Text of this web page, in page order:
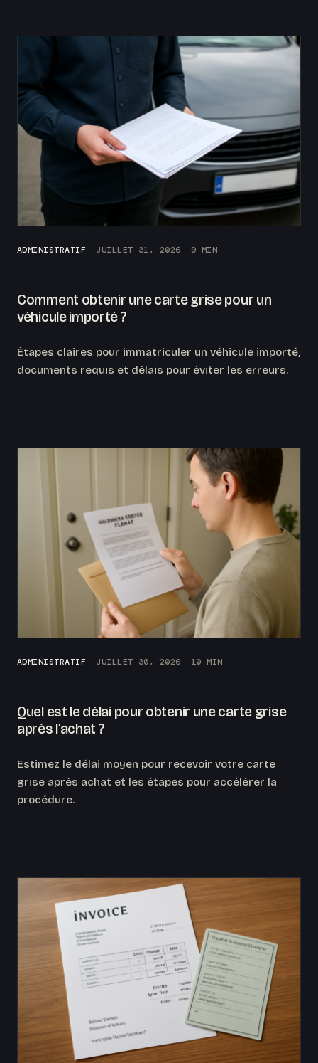
ADMINISTRATIF JUILLET 31, 2026 9 MIN
Comment obtenir une carte grise pour un
véhicule importé ?
Étapes claires pour immatriculer un véhicule importé,
documents requis et délais pour éviter les erreurs.
ADMINISTRATIF JUILLET 30, 2026 10 MIN
Quel est le délai pour obtenir une carte grise
après l’achat ?
Estimez le délai moyen pour recevoir votre carte
grise après achat et les étapes pour accélérer la
procédure.